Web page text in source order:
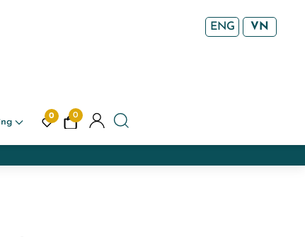
ENG VN
0 0